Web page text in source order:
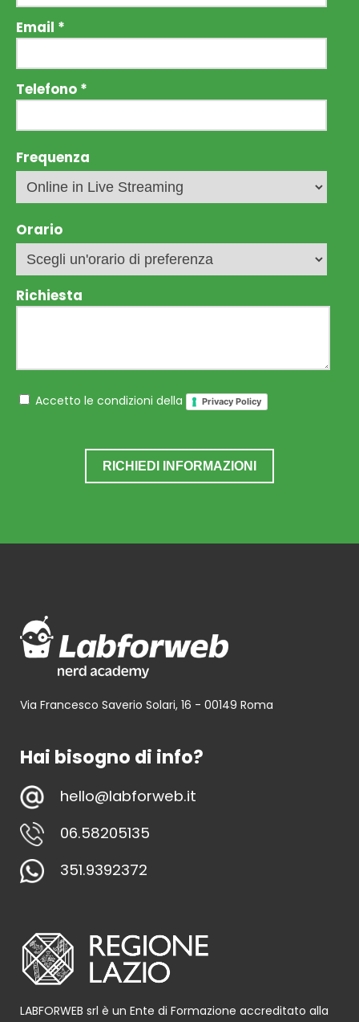
Email *
Telefono *
Frequenza
Orario
Richiesta
Accetto le condizioni della Privacy Policy
Via Francesco Saverio Solari, 16 - 00149 Roma
Hai bisogno di info?
hello@labforweb.it
06.58205135
351.9392372
LABFORWEB srl è un Ente di Formazione accreditato alla